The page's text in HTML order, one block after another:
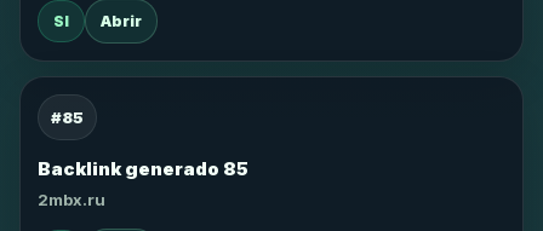
SI Abrir
#85
Backlink generado 85
2mbx.ru